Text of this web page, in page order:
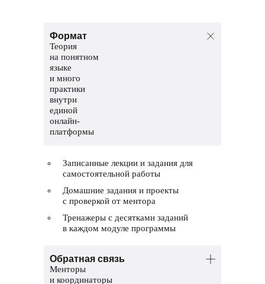
Формат
Теория
на понятном
языке
и много
практики
внутри
единой
онлайн-
платформы
Записанные лекции и задания для
самостоятельной работы
Домашние задания и проекты
с проверкой от ментора
Тренажеры с десятками заданий
в каждом модуле программы
Обратная связь
Менторы
и координаторы